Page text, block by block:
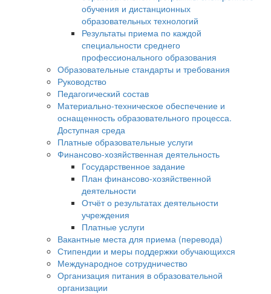
обучения и дистанционных
образовательных технологий
Результаты приема по каждой
специальности среднего
профессионального образования
Образовательные стандарты и требования
Руководство
Педагогический состав
Материально-техническое обеспечение и
оснащенность образовательного процесса.
Доступная среда
Платные образовательные услуги
Финансово-хозяйственная деятельность
Государственное задание
План финансово-хозяйственной
деятельности
Отчёт о результатах деятельности
учреждения
Платные услуги
Вакантные места для приема (перевода)
Стипендии и меры поддержки обучающихся
Международное сотрудничество
Организация питания в образовательной
организации